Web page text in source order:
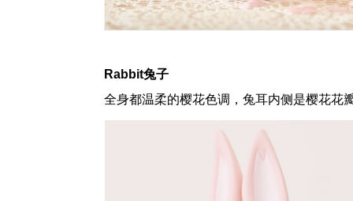
Rabbit兔子
全身都温柔的樱花色调，兔耳内侧是樱花花